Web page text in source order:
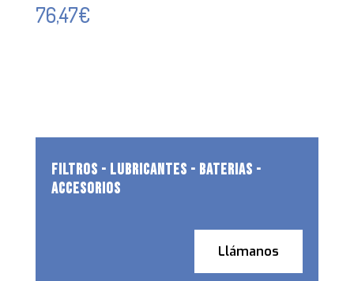
76,47€
FILTROS - LUBRICANTES - BATERIAS -
ACCESORIOS
Llámanos